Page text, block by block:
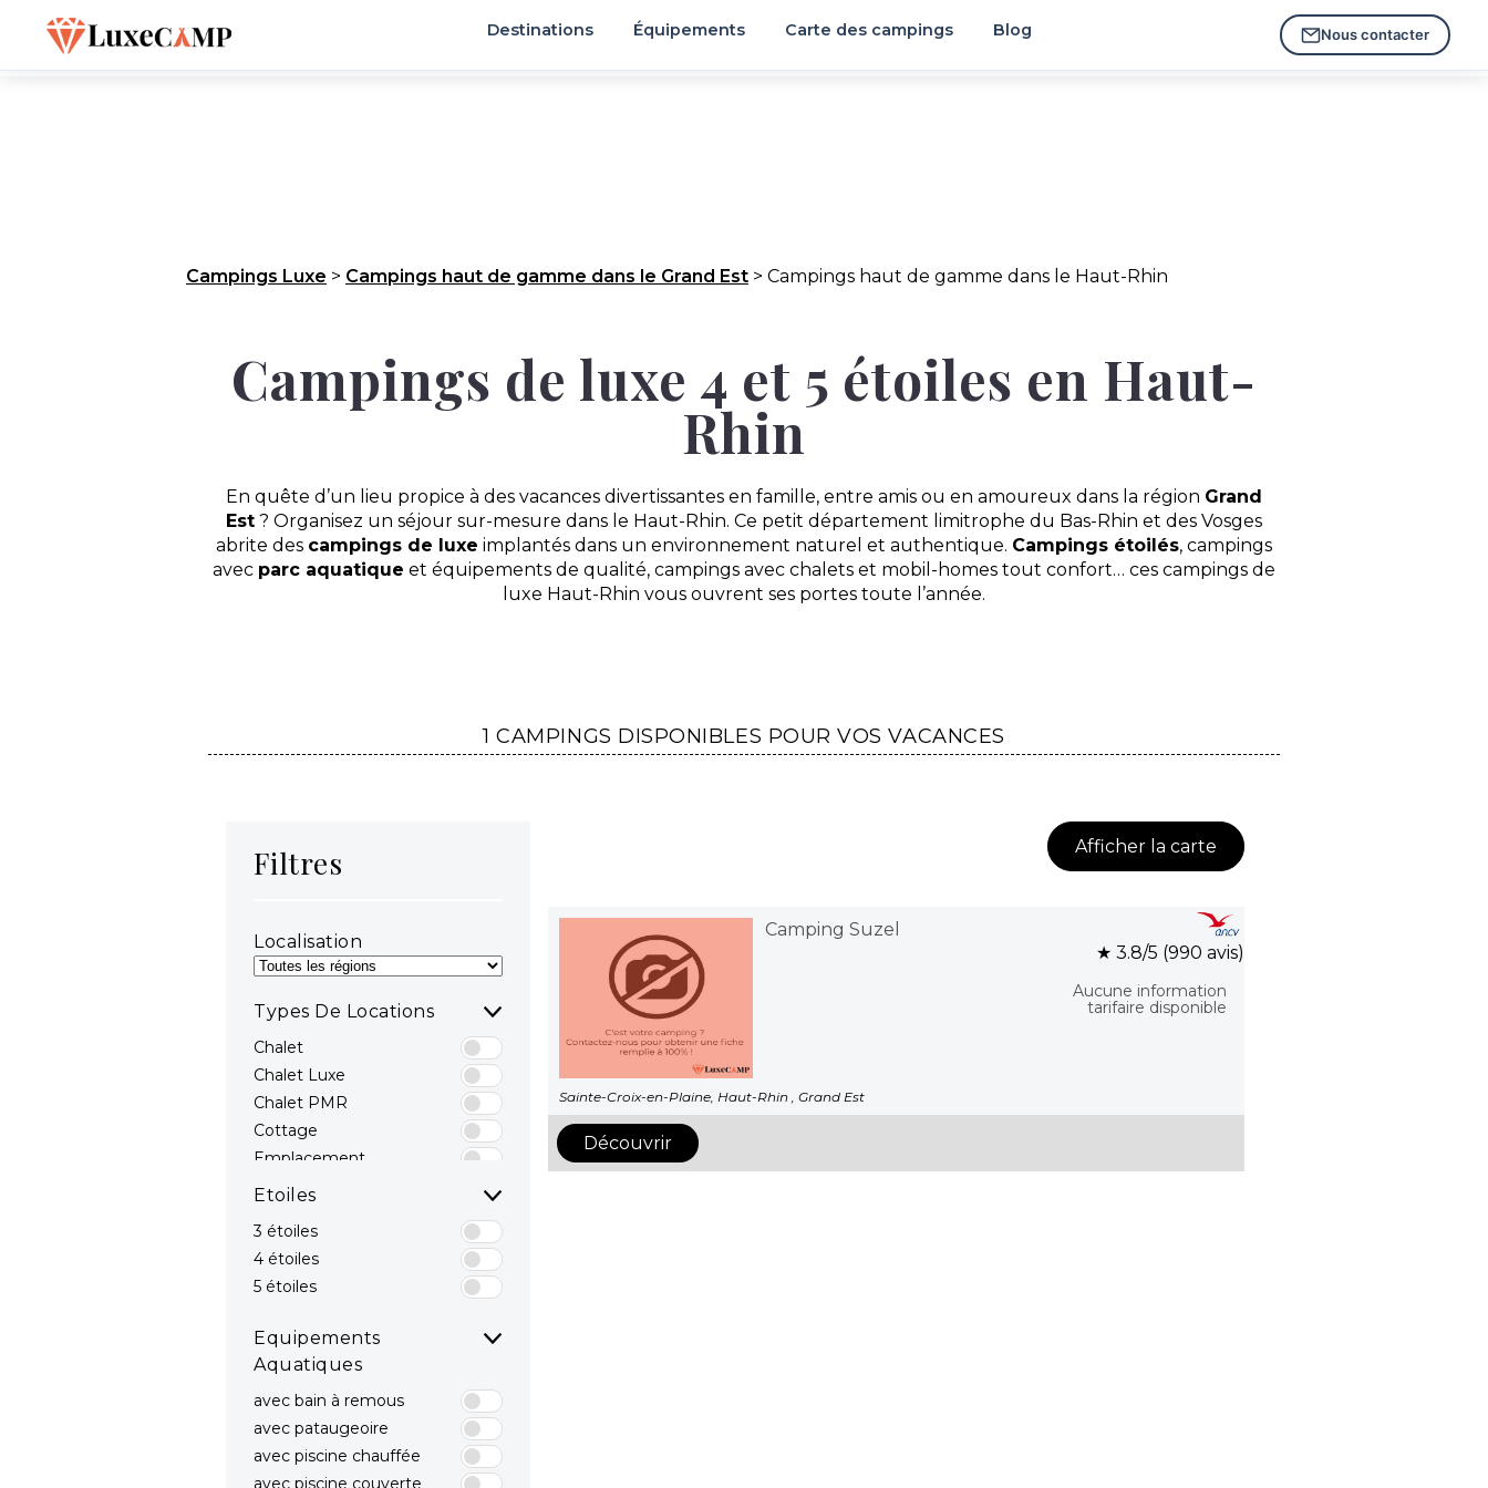
Destinations Équipements Carte des campings Blog Nous contacter
Campings Luxe > Campings haut de gamme dans le Grand Est > Campings haut de gamme dans le Haut-Rhin
Campings de luxe 4 et 5 étoiles en Haut-
Rhin
En quête d’un lieu propice à des vacances divertissantes en famille, entre amis ou en amoureux dans la région Grand
Est? Organisez un séjour sur-mesure dans le Haut-Rhin. Ce petit département limitrophe du Bas-Rhin et des Vosges
abrite des campings de luxe implantés dans un environnement naturel et authentique. Campings étoilés, campings
avec parc aquatique et équipements de qualité, campings avec chalets et mobil-homes tout confort… ces campings de
luxe Haut-Rhin vous ouvrent ses portes toute l’année.
1 CAMPINGS DISPONIBLES POUR VOS VACANCES
Filtres
Localisation
Types De Locations
Chalet
Chalet Luxe
Chalet PMR
Cottage
Emplacement
Emplacements avec
sanitaires privés
Hébergements Insolites
Mobil-home
Mobil-home avec spa
Mobil-home Luxe
Mobil-home PMR
Etoiles
3 étoiles
4 étoiles
5 étoiles
Equipements
Aquatiques
avec bain à remous
avec pataugeoire
avec piscine chauffée
avec piscine couverte
Afficher la carte
Camping Suzel
Sainte-Croix-en-Plaine, Haut-Rhin , Grand Est
★ 3.8/5 (990 avis)
Aucune information
tarifaire disponible
Découvrir